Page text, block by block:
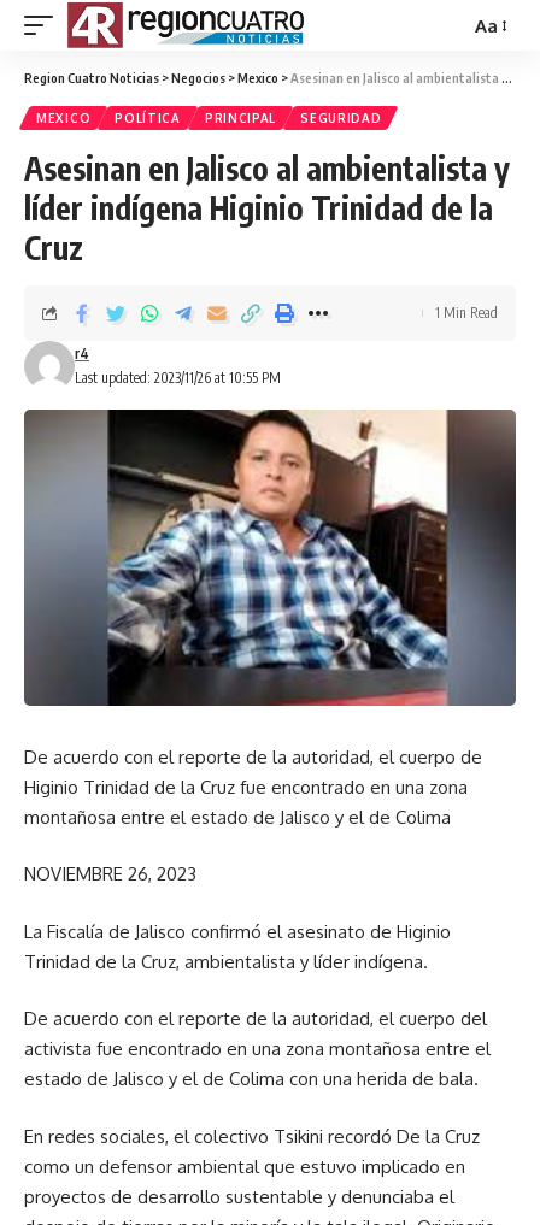
Aa
Region Cuatro Noticias >Negocios >Mexico >Asesinan en Jalisco al ambientalista y líder indígena Higinio Trinidad de la Cruz
MEXICO POLÍTICA PRINCIPAL SEGURIDAD
Asesinan en Jalisco al ambientalista y
líder indígena Higinio Trinidad de la
Cruz
Last updated: 2023/11/26 at 10:55 PM
r4
1 Min Read
De acuerdo con el reporte de la autoridad, el cuerpo de
Higinio Trinidad de la Cruz fue encontrado en una zona
montañosa entre el estado de Jalisco y el de Colima
NOVIEMBRE 26, 2023
La Fiscalía de Jalisco confirmó el asesinato de Higinio
Trinidad de la Cruz, ambientalista y líder indígena.
De acuerdo con el reporte de la autoridad, el cuerpo del
activista fue encontrado en una zona montañosa entre el
estado de Jalisco y el de Colima con una herida de bala.
En redes sociales, el colectivo Tsikini recordó De la Cruz
como un defensor ambiental que estuvo implicado en
proyectos de desarrollo sustentable y denunciaba el